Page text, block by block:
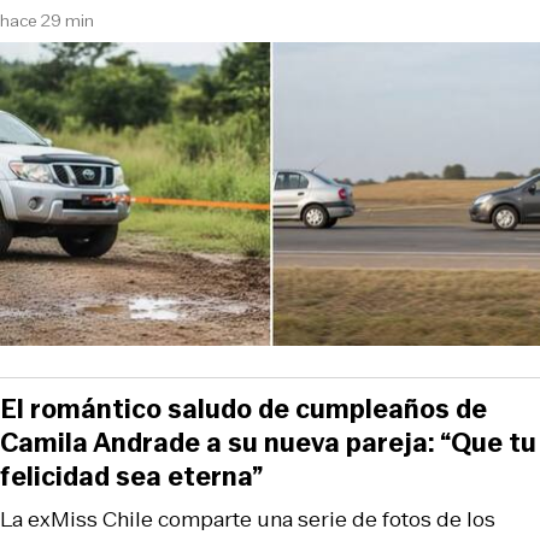
hace 29 min
La exMiss Chile comparte una serie de fotos de los
El romántico saludo de cumpleaños de
Camila Andrade a su nueva pareja: “Que tu
felicidad sea eterna”